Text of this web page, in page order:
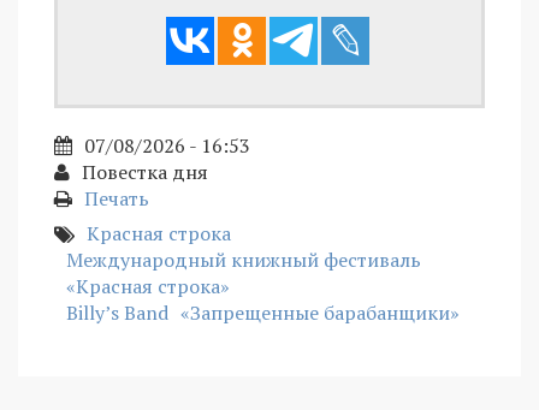
07/08/2026 - 16:53
Повестка дня
Печать
Красная строка
Международный книжный фестиваль
«Красная строка»
Billy’s Band «Запрещенные барабанщики»